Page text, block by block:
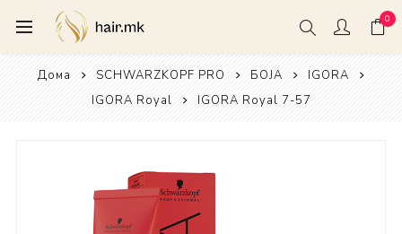
0
Дома SCHWARZKOPF PRO БОЈА
IGORA
IGORA Royal
IGORA Royal 7-57